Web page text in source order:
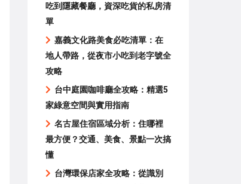
吃到隱藏餐廳，資深吃貨的私房清
單
嘉義文化路美食必吃清單：在
地人帶路，從夜市小吃到老字號全
攻略
台中庭園咖啡廳全攻略：精選5
家綠意空間與實用指南
名古屋住宿區域分析：住哪裡
最方便？交通、美食、景點一次搞
懂
台灣環保店家全攻略：從識別